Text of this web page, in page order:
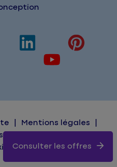
Consulter les offres
Mentions légales
FAQ